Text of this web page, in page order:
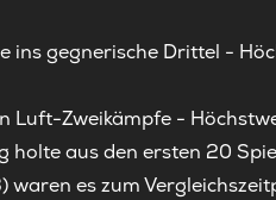
ins gegnerische Drittel -
Luft-Zweikämpfe -
holte aus den ersten 20
es zum